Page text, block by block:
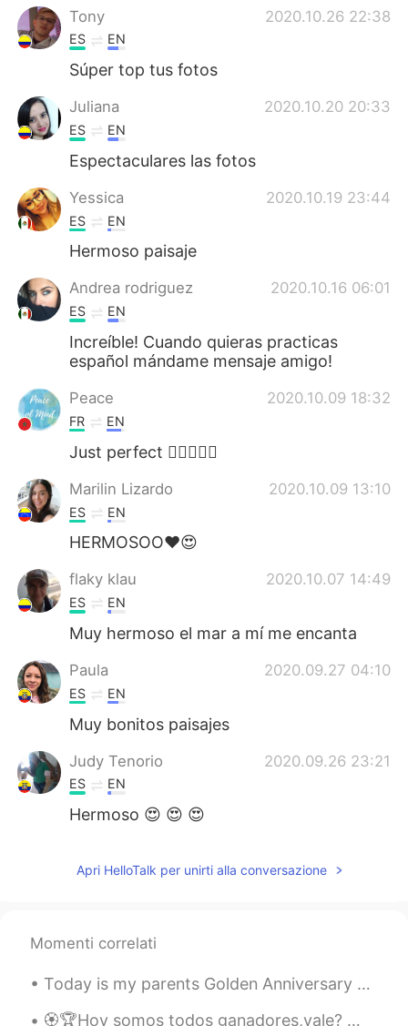
Tony
2020.10.26 22:38
ES EN
Súper top tus fotos
Juliana 2020.10.20 20:33
ES EN
Espectaculares las fotos
Yessica 2020.10.19 23:44
ES EN
Hermoso paisaje
Andrea rodriguez 2020.10.16 06:01
ES EN
Increíble! Cuando quieras practicas
español mándame mensaje amigo!
Peace 2020.10.09 18:32
FR EN
Just perfect 👌🏻🤩👏🏻
Marilin Lizardo 2020.10.09 13:10
ES EN
HERMOSOO❤😍
flaky klau 2020.10.07 14:49
ES EN
Muy hermoso el mar a mí me encanta
Paula 2020.09.27 04:10
ES EN
Muy bonitos paisajes
Judy Tenorio 2020.09.26 23:21
ES EN
Hermoso 😍 😍 😍
ES EN
Alexander
@Mar sin coche es en Normandía,
Francia
Apri HelloTalk per unirti alla conversazione
Momenti correlati
Today is my parents Golden Anniversary - 50 years of marriage, you get less time for murdering so...
🏵🏆Hoy somos todos ganadores,vale? 🏆🏵 🏅🎖🏊🏻‍♂️ 🌊 🚣🏾 🤽🏼‍♂️ 🥍⛹🏼 🌾🏇🏼 🥇🥉 En momentos así ha...